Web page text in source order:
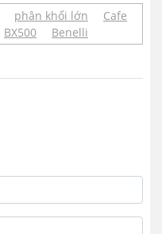
phân khối lớn
Cafe
BX500 Benelli